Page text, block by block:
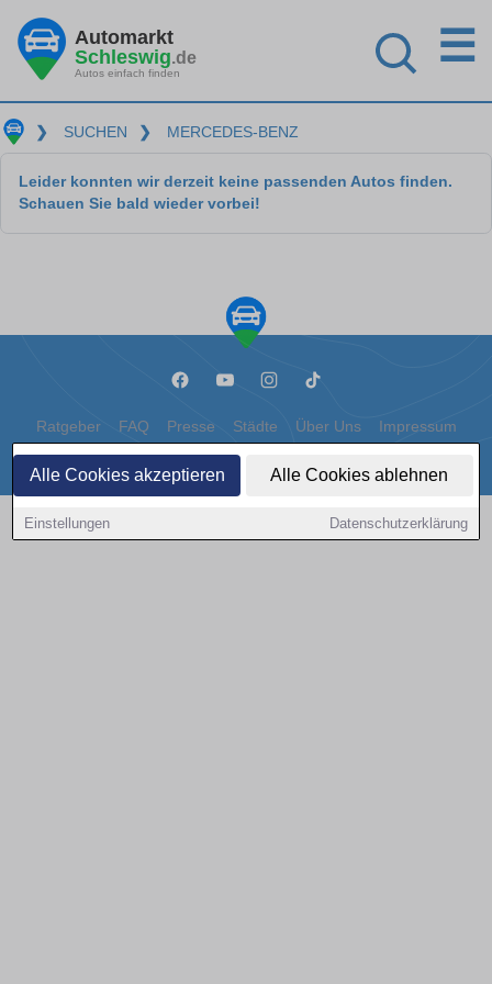
Alle Cookies akzeptieren Alle Cookies ablehnen
Einstellungen Datenschutzerklärung
Automarkt
Schleswig.de
Autos einfach finden
☰
❯ SUCHEN ❯ MERCEDES-BENZ
Leider konnten wir derzeit keine passenden Autos finden.
Schauen Sie bald wieder vorbei!
Ratgeber FAQ Presse Städte Über Uns Impressum
Datenschutz Cookies
Copyright © 2000 - 2026 | 1A Infosysteme GmbH | Content by: 1a-sites-autos